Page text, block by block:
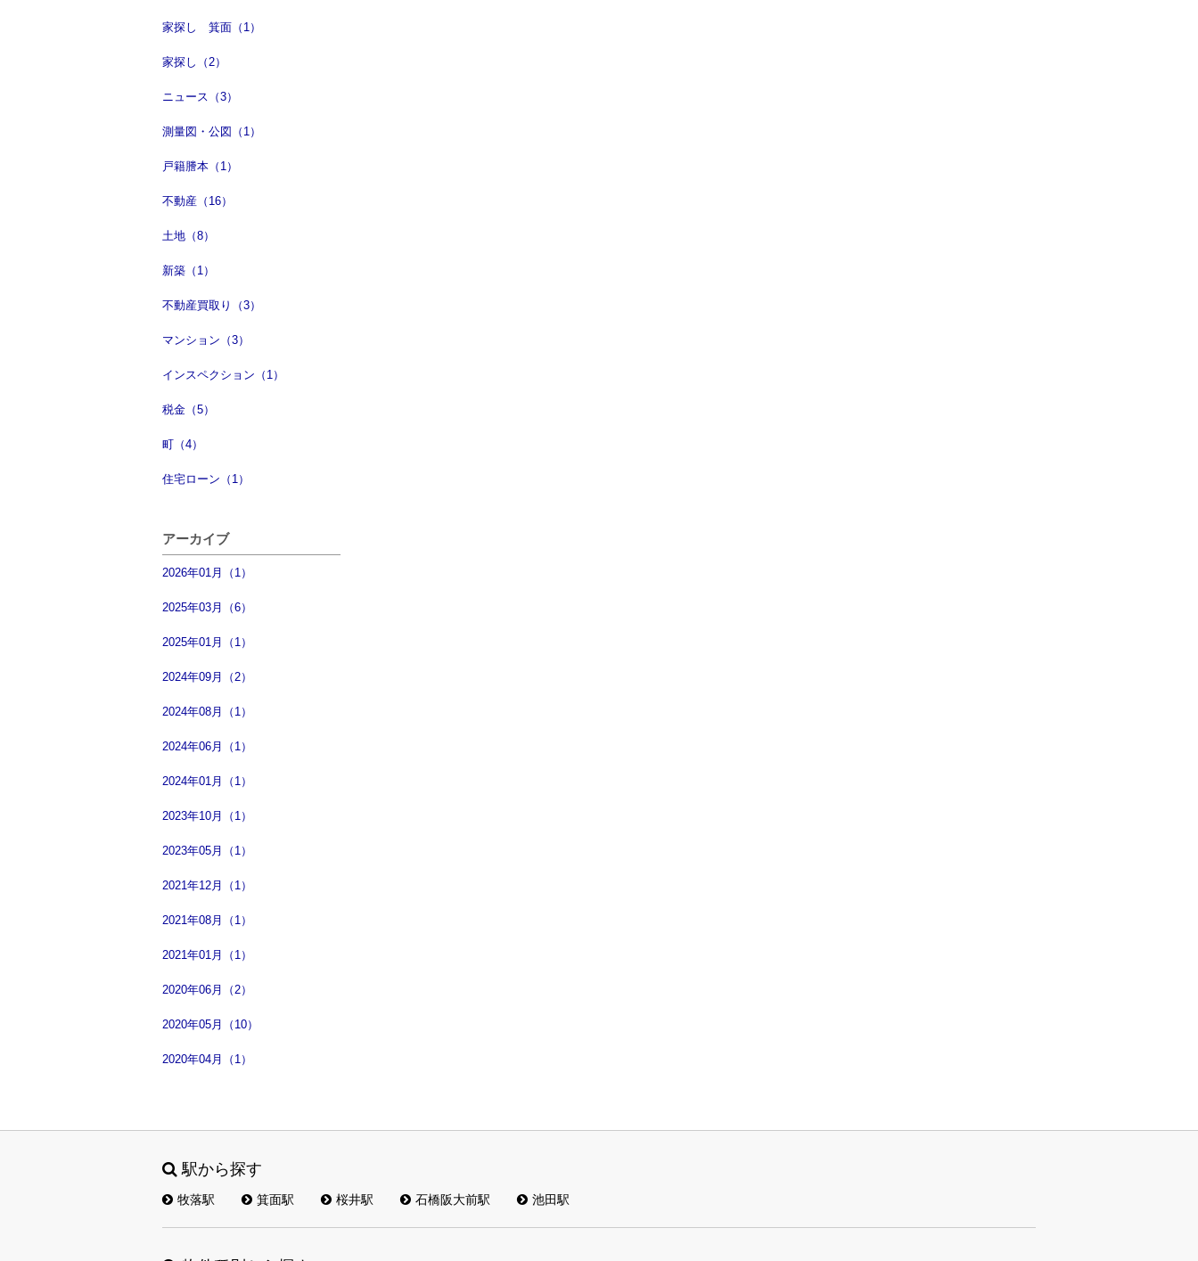
家探し 箕面（1）
家探し（2）
ニュース（3）
測量図・公図（1）
戸籍謄本（1）
不動産（16）
土地（8）
新築（1）
不動産買取り（3）
マンション（3）
インスペクション（1）
税金（5）
町（4）
住宅ローン（1）
アーカイブ
2026年01月（1）
2025年03月（6）
2025年01月（1）
2024年09月（2）
2024年08月（1）
2024年06月（1）
2024年01月（1）
2023年10月（1）
2023年05月（1）
2021年12月（1）
2021年08月（1）
2021年01月（1）
2020年06月（2）
2020年05月（10）
2020年04月（1）
駅から探す
牧落駅 箕面駅 桜井駅 石橋阪大前駅 池田駅